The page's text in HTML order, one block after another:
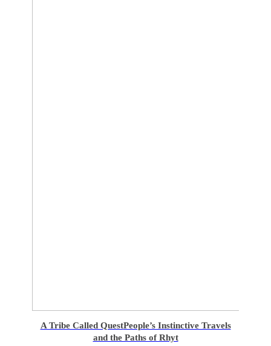
A Tribe Called QuestPeople’s Instinctive Travels
and the Paths of Rhyt